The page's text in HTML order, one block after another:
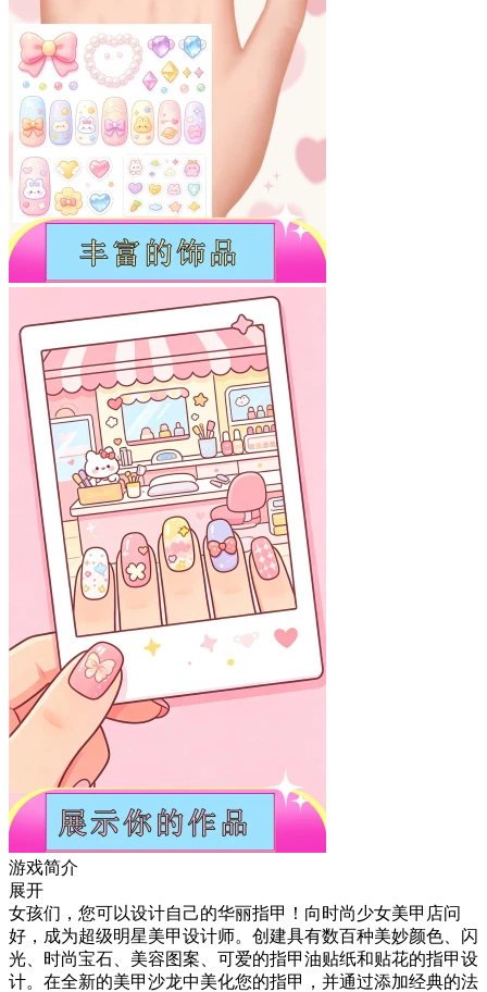
游戏简介
展开
女孩们，您可以设计自己的华丽指甲！向时尚少女美甲店问
好，成为超级明星美甲设计师。创建具有数百种美妙颜色、闪
光、时尚宝石、美容图案、可爱的指甲油贴纸和贴花的指甲设
计。在全新的美甲沙龙中美化您的指甲，并通过添加经典的法